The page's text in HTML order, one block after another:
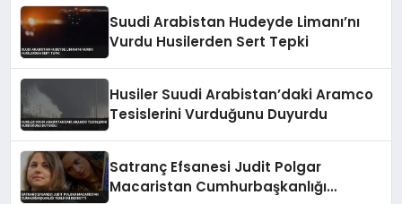
Suudi Arabistan Hudeyde Limanı’nı
Vurdu Husilerden Sert Tepki
Husiler Suudi Arabistan’daki Aramco
Tesislerini Vurduğunu Duyurdu
Satranç Efsanesi Judit Polgar
Macaristan Cumhurbaşkanlığı